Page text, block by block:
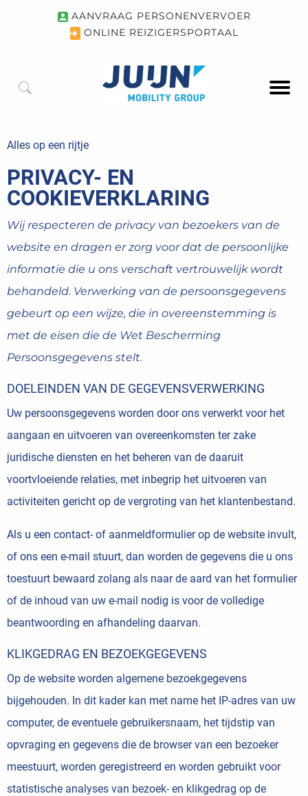
AANVRAAG PERSONENVERVOER
ONLINE REIZIGERSPORTAAL
Alles op een rijtje
PRIVACY- EN
COOKIEVERKLARING
Wij respecteren de privacy van bezoekers van de
website en dragen er zorg voor dat de persoonlijke
informatie die u ons verschaft vertrouwelijk wordt
behandeld. Verwerking van de persoonsgegevens
gebeurt op een wijze, die in overeenstemming is
met de eisen die de Wet Bescherming
Persoonsgegevens stelt.
DOELEINDEN VAN DE GEGEVENSVERWERKING
Uw persoonsgegevens worden door ons verwerkt voor het
aangaan en uitvoeren van overeenkomsten ter zake
juridische diensten en het beheren van de daaruit
voortvloeiende relaties, met inbegrip het uitvoeren van
activiteiten gericht op de vergroting van het klantenbestand.
Als u een contact- of aanmeldformulier op de website invult,
of ons een e-mail stuurt, dan worden de gegevens die u ons
toestuurt bewaard zolang als naar de aard van het formulier
of de inhoud van uw e-mail nodig is voor de volledige
beantwoording en afhandeling daarvan.
KLIKGEDRAG EN BEZOEKGEGEVENS
Op de website worden algemene bezoekgegevens
bijgehouden. In dit kader kan met name het IP-adres van uw
computer, de eventuele gebruikersnaam, het tijdstip van
opvraging en gegevens die de browser van een bezoeker
meestuurt, worden geregistreerd en worden gebruikt voor
statistische analyses van bezoek- en klikgedrag op de